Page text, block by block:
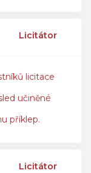
Licitátor
licitace
učiněné
příklep.
Licitátor